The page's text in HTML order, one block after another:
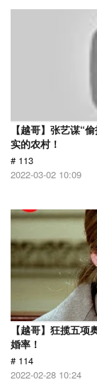
【越哥】张艺谋“
实的农村！
# 113
2022-03-02 10:09
【越哥】狂揽五
婚率！
# 114
2022-02-28 10:24